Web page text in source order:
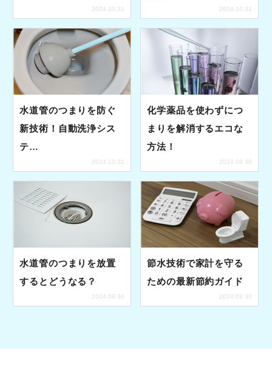
2024.10.31 2024.10.31
水道管のつまりを防ぐ
新技術！自動洗浄シス
テ…
2024.10.31
化学薬品を使わずにつ
まりを解消するエコな
方法！
2024.09.30
水道管のつまりを放置
するとどうなる？
2024.09.30
節水技術で家計を守る
ための最新節約ガイド
2024.09.30